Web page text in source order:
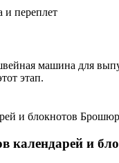
переплет
машина для
этап.
календарей и